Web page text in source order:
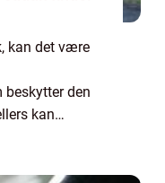
kan det være
beskytter den
kan